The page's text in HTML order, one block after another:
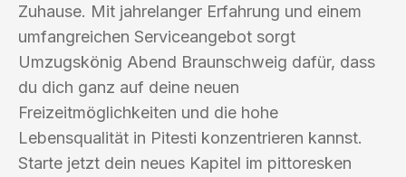
Zuhause. Mit jahrelanger Erfahrung und einem
umfangreichen Serviceangebot sorgt
Umzugskönig Abend Braunschweig dafür, dass
du dich ganz auf deine neuen
Freizeitmöglichkeiten und die hohe
Lebensqualität in Pitesti konzentrieren kannst.
Starte jetzt dein neues Kapitel im pittoresken